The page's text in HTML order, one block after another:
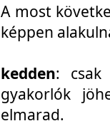
A most
képpen
kedden: csak
gyakorlók
elmarad.